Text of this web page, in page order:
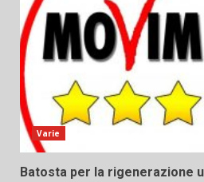
Varie
Batosta per la rigenerazione